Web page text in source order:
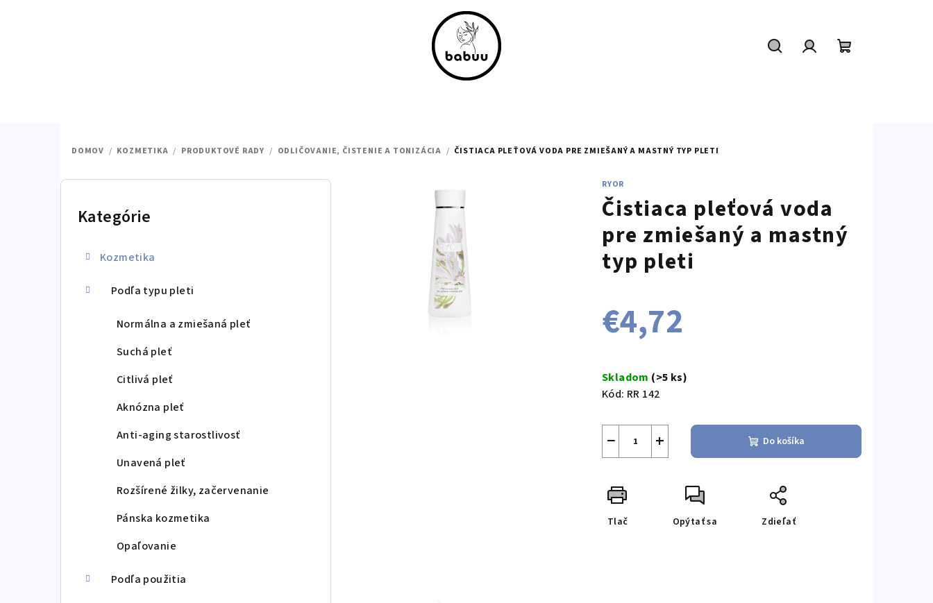
DOMOV / KOZMETIKA / PRODUKTOVÉ RADY / ODLIČOVANIE, ČISTENIE A TONIZÁCIA / ČISTIACA PLEŤOVÁ VODA PRE ZMIEŠANÝ A MASTNÝ TYP PLETI
B
Preskočiť
Kategórie
Kozmetika
Podľa typu pleti
Normálna a zmiešaná pleť
Suchá pleť
Citlivá pleť
Aknózna pleť
Anti-aging starostlivosť
Unavená pleť
Rozšírené žilky, začervenanie
Pánska kozmetika
Opaľovanie
Podľa použitia
RYOR
Čistiaca pleťová voda
pre zmiešaný a mastný
typ pleti
€4,72
cena:
Skladom (>5 ks)
Kód: RR 142
+
− Do košíka
Tlač Opýtať sa Zdieľať